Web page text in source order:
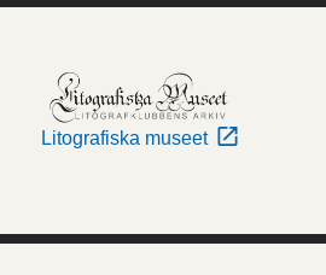
Litografiska museet